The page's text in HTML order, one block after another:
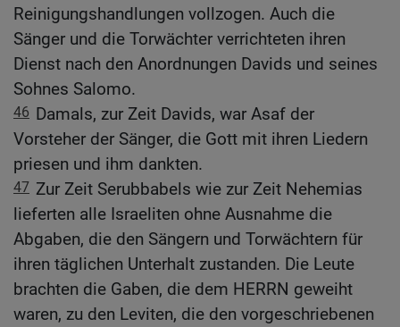
Reinigungshandlungen vollzogen. Auch die
Sänger und die Torwächter verrichteten ihren
Dienst nach den Anordnungen Davids und seines
Sohnes Salomo.
46 Damals, zur Zeit Davids, war Asaf der
Vorsteher der Sänger, die Gott mit ihren Liedern
priesen und ihm dankten.
47 Zur Zeit Serubbabels wie zur Zeit Nehemias
lieferten alle Israeliten ohne Ausnahme die
Abgaben, die den Sängern und Torwächtern für
ihren täglichen Unterhalt zustanden. Die Leute
brachten die Gaben, die dem HERRN geweiht
waren, zu den Leviten, die den vorgeschriebenen